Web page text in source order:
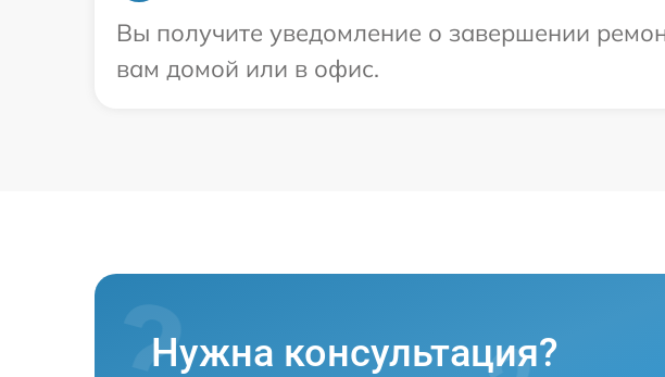
Вы получите уведомление о завершении
вам домой или в офис.
Нужна консультация?